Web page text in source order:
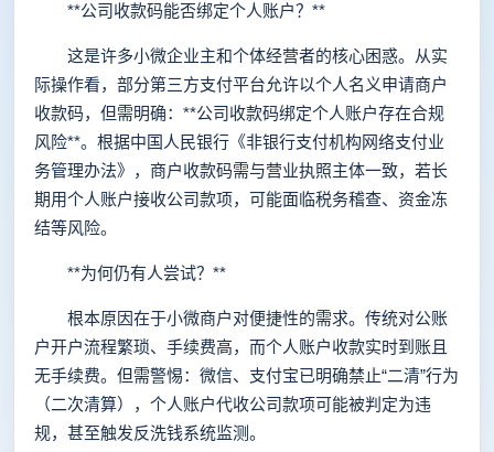
**公司收款码能否绑定个人账户？**
这是许多小微企业主和个体经营者的核心困惑。从实
际操作看，部分第三方支付平台允许以个人名义申请商户
收款码，但需明确：**公司收款码绑定个人账户存在合规
风险**。根据中国人民银行《非银行支付机构网络支付业
务管理办法》，商户收款码需与营业执照主体一致，若长
期用个人账户接收公司款项，可能面临税务稽查、资金冻
结等风险。
**为何仍有人尝试？**
根本原因在于小微商户对便捷性的需求。传统对公账
户开户流程繁琐、手续费高，而个人账户收款实时到账且
无手续费。但需警惕：微信、支付宝已明确禁止“二清”行为
（二次清算），个人账户代收公司款项可能被判定为违
规，甚至触发反洗钱系统监测。